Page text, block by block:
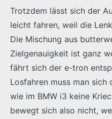
Trotzdem lässt sich der
leicht fahren, weil die
Die Mischung aus
Zielgenauigkeit ist ganz
fährt sich der e-tron
Losfahren muss man sich
wie im BMW i3 keine
bewegt sich also nicht,